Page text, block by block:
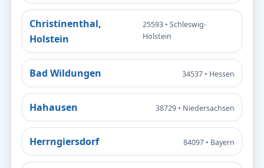
Christinenthal,
Holstein
25593 • Schleswig-
Holstein
Bad Wildungen 34537 • Hessen
Hahausen 38729 • Niedersachsen
Herrngiersdorf 84097 • Bayern